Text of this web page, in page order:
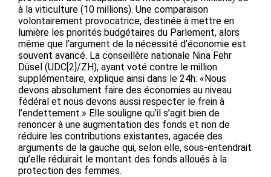
à la viticulture (10 millions). Une comparaison
volontairement provocatrice, destinée à mettre en
lumière les priorités budgétaires du Parlement, alors
même que l’argument de la nécessité d’économie est
souvent avancé. La conseillère nationale Nina Fehr
Düsel (UDC[2]/ZH), ayant voté contre le million
supplémentaire, explique ainsi dans le 24h: «Nous
devons absolument faire des économies au niveau
fédéral et nous devons aussi respecter le frein à
l’endettement.» Elle souligne qu’il s’agit bien de
renoncer à une augmentation des fonds et non de
réduire les contributions existantes, agacée des
arguments de la gauche qui, selon elle, sous-entendrait
qu’elle réduirait le montant des fonds alloués à la
protection des femmes.